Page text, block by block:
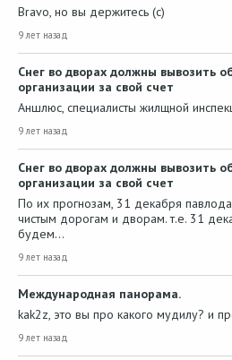
Bravo, но вы держитесь (с)
9 лет назад
Снег во дворах должны вывозить
организации за свой счет
Аншлюс, специалисты жилщной
9 лет назад
Снег во дворах должны вывозить
организации за свой счет
По их прогнозам, 31 декабря
чистым дорогам и дворам. т.е. 31
будем…
9 лет назад
Международная панорама.
kak2z, это вы про какого мудилу? и
9 лет назад